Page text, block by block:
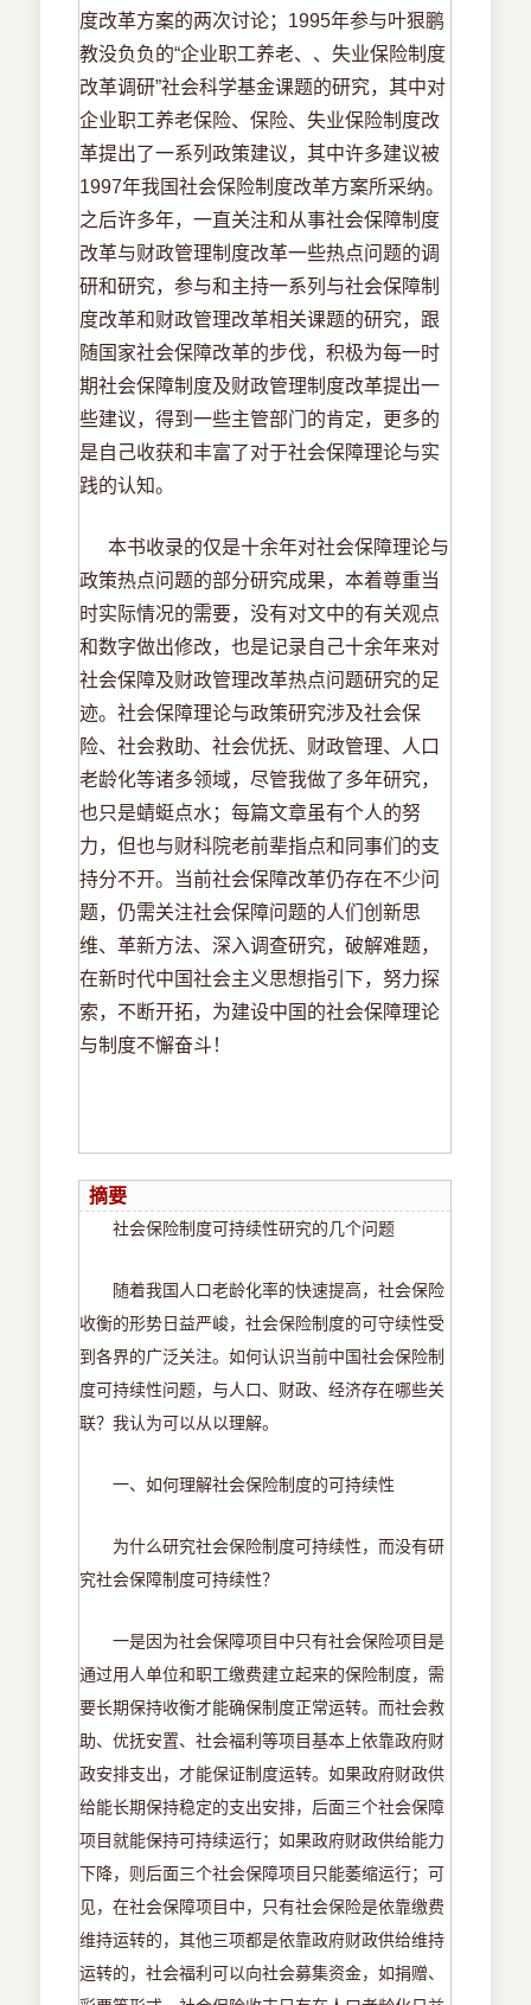
度改革方案的两次讨论；1995年参与叶狠鹏
教没负负的“企业职工养老、、失业保险制度
改革调研”社会科学基金课题的研究，其中对
企业职工养老保险、保险、失业保险制度改
革提出了一系列政策建议，其中许多建议被
1997年我国社会保险制度改革方案所采纳。
之后许多年，一直关注和从事社会保障制度
改革与财政管理制度改革一些热点问题的调
研和研究，参与和主持一系列与社会保障制
度改革和财政管理改革相关课题的研究，跟
随国家社会保障改革的步伐，积极为每一时
期社会保障制度及财政管理制度改革提出一
些建议，得到一些主管部门的肯定，更多的
是自己收获和丰富了对于社会保障理论与实
践的认知。
本书收录的仅是十余年对社会保障理论与
政策热点问题的部分研究成果，本着尊重当
时实际情况的需要，没有对文中的有关观点
和数字做出修改，也是记录自己十余年来对
社会保障及财政管理改革热点问题研究的足
迹。社会保障理论与政策研究涉及社会保
险、社会救助、社会优抚、财政管理、人口
老龄化等诸多领域，尽管我做了多年研究，
也只是蜻蜓点水；每篇文章虽有个人的努
力，但也与财科院老前辈指点和同事们的支
持分不开。当前社会保障改革仍存在不少问
题，仍需关注社会保障问题的人们创新思
维、革新方法、深入调查研究，破解难题，
在新时代中国社会主义思想指引下，努力探
索，不断开拓，为建设中国的社会保障理论
与制度不懈奋斗！
摘要
社会保险制度可持续性研究的几个问题
随着我国人口老龄化率的快速提高，社会保险
收衡的形势日益严峻，社会保险制度的可守续性受
到各界的广泛关注。如何认识当前中国社会保险制
度可持续性问题，与人口、财政、经济存在哪些关
联？我认为可以从以理解。
一、如何理解社会保险制度的可持续性
为什么研究社会保险制度可持续性，而没有研
究社会保障制度可持续性？
一是因为社会保障项目中只有社会保险项目是
通过用人单位和职工缴费建立起来的保险制度，需
要长期保持收衡才能确保制度正常运转。而社会救
助、优抚安置、社会福利等项目基本上依靠政府财
政安排支出，才能保证制度运转。如果政府财政供
给能长期保持稳定的支出安排，后面三个社会保障
项目就能保持可持续运行；如果政府财政供给能力
下降，则后面三个社会保障项目只能萎缩运行；可
见，在社会保障项目中，只有社会保险是依靠缴费
维持运转的，其他三项都是依靠政府财政供给维持
运转的，社会福利可以向社会募集资金，如捐赠、